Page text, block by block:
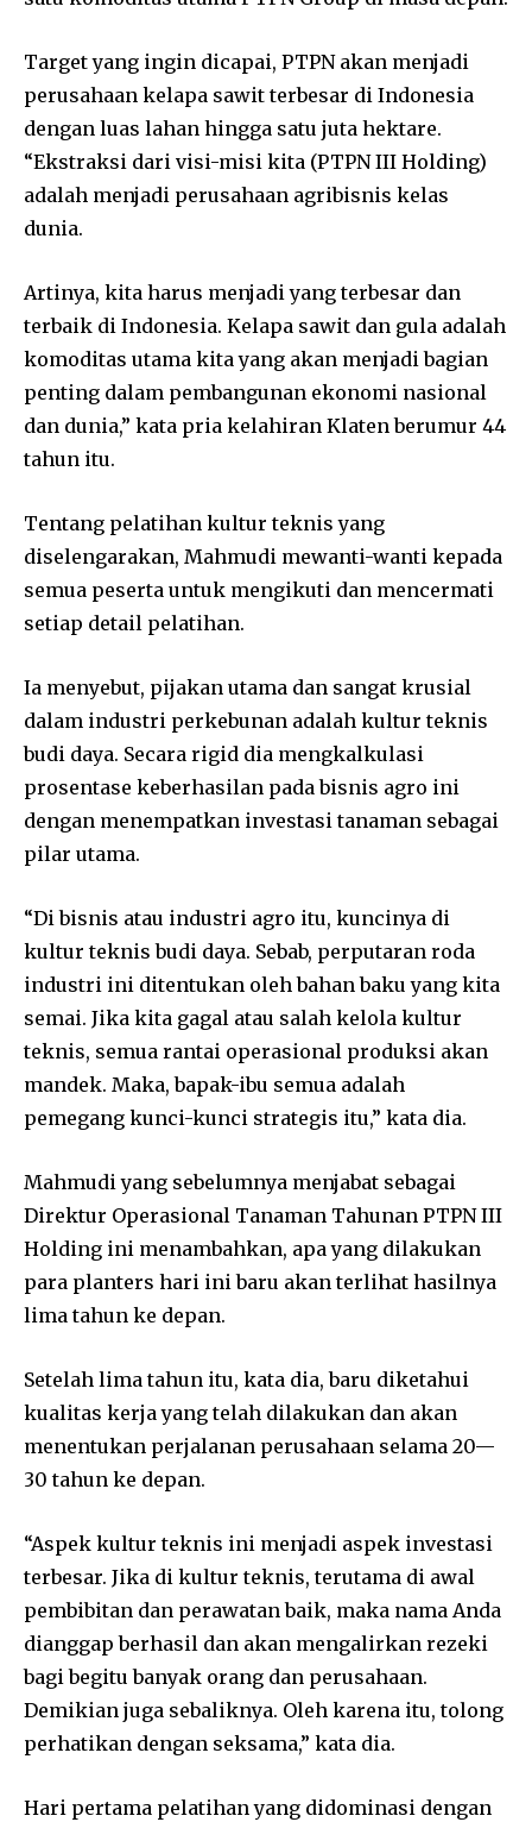
Target yang ingin dicapai, PTPN akan menjadi
perusahaan kelapa sawit terbesar di Indonesia
dengan luas lahan hingga satu juta hektare.
“Ekstraksi dari visi-misi kita (PTPN III Holding)
adalah menjadi perusahaan agribisnis kelas
dunia.
Artinya, kita harus menjadi yang terbesar dan
terbaik di Indonesia. Kelapa sawit dan gula adalah
komoditas utama kita yang akan menjadi bagian
penting dalam pembangunan ekonomi nasional
dan dunia,” kata pria kelahiran Klaten berumur 44
tahun itu.
Tentang pelatihan kultur teknis yang
diselengarakan, Mahmudi mewanti-wanti kepada
semua peserta untuk mengikuti dan mencermati
setiap detail pelatihan.
Ia menyebut, pijakan utama dan sangat krusial
dalam industri perkebunan adalah kultur teknis
budi daya. Secara rigid dia mengkalkulasi
prosentase keberhasilan pada bisnis agro ini
dengan menempatkan investasi tanaman sebagai
pilar utama.
“Di bisnis atau industri agro itu, kuncinya di
kultur teknis budi daya. Sebab, perputaran roda
industri ini ditentukan oleh bahan baku yang kita
semai. Jika kita gagal atau salah kelola kultur
teknis, semua rantai operasional produksi akan
mandek. Maka, bapak-ibu semua adalah
pemegang kunci-kunci strategis itu,” kata dia.
Mahmudi yang sebelumnya menjabat sebagai
Direktur Operasional Tanaman Tahunan PTPN III
Holding ini menambahkan, apa yang dilakukan
para planters hari ini baru akan terlihat hasilnya
lima tahun ke depan.
Setelah lima tahun itu, kata dia, baru diketahui
kualitas kerja yang telah dilakukan dan akan
menentukan perjalanan perusahaan selama 20—
30 tahun ke depan.
“Aspek kultur teknis ini menjadi aspek investasi
terbesar. Jika di kultur teknis, terutama di awal
pembibitan dan perawatan baik, maka nama Anda
dianggap berhasil dan akan mengalirkan rezeki
bagi begitu banyak orang dan perusahaan.
Demikian juga sebaliknya. Oleh karena itu, tolong
perhatikan dengan seksama,” kata dia.
Hari pertama pelatihan yang didominasi dengan